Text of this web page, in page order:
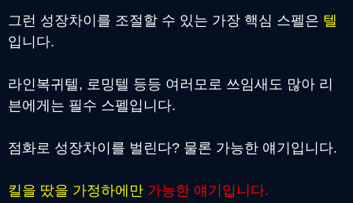
그런 성장차이를 조절할 수 있는 가장 핵심 스펠은 텔
입니다.
라인복귀텔, 로밍텔 등등 여러모로 쓰임새도 많아 리
븐에게는 필 수 스펠입니다.
점화로 성장차이를 벌린다? 물론 가능한 얘기입니다.
킬을 땄을 가정하에만 가능한 얘기입니다.